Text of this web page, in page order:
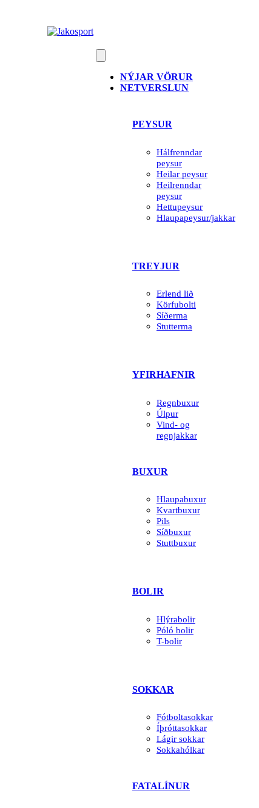
NÝJAR VÖRUR
NETVERSLUN
PEYSUR
Hálfrenndar
peysur
Heilar peysur
Heilrenndar
peysur
Hettupeysur
Hlaupapeysur/jakkar
TREYJUR
Erlend lið
Körfubolti
Síðerma
Stutterma
YFIRHAFNIR
Regnbuxur
Úlpur
Vind- og
regnjakkar
BUXUR
Hlaupabuxur
Kvartbuxur
Pils
Síðbuxur
Stuttbuxur
BOLIR
Hlýrabolir
Póló bolir
T-bolir
SOKKAR
Fótboltasokkar
Íþróttasokkar
Lágir sokkar
Sokkahólkar
FATALÍNUR